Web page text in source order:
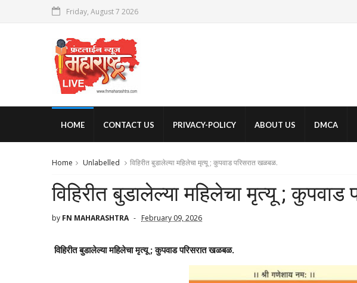
Friday, August 7 2026
HOME CONTACT US PRIVACY-POLICY ABOUT US DMCA
Home Unlabelled विहिरीत बुडालेल्या महिलेचा मृत्यू ; कुपवाड परिसरात खळबळ.
विहिरीत बुडालेल्या महिलेचा मृत्यू ;
by FN MAHARASHTRA February 09, 2026
विहिरीत बुडालेल्या महिलेचा मृत्यू ; कुपवाड परिसरात खळबळ.